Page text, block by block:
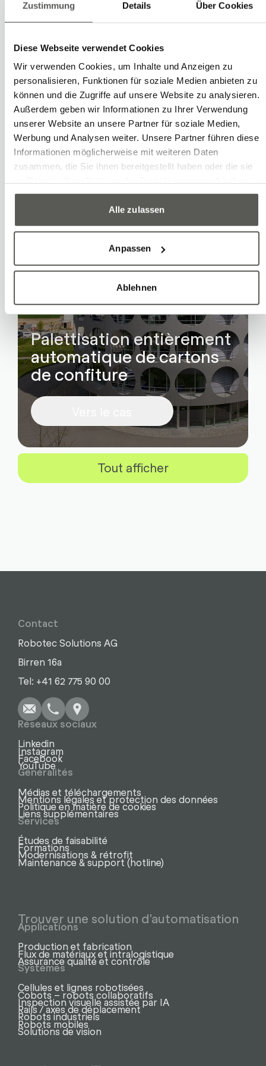
Zustimmung Details Über Cookies
Diese Webseite verwendet Cookies
Wir verwenden Cookies, um Inhalte und Anzeigen zu
personalisieren, Funktionen für soziale Medien anbieten zu
können und die Zugriffe auf unsere Website zu analysieren.
Außerdem geben wir Informationen zu Ihrer Verwendung
unserer Website an unsere Partner für soziale Medien,
Werbung und Analysen weiter. Unsere Partner führen diese
Informationen möglicherweise mit weiteren Daten
zusammen, die Sie ihnen bereitgestellt haben oder die sie
Alle zulassen
Anpassen
Ablehnen
atelier mécanique.
Février 2025
Eine Auswahl an
Arbeiten von Kevin
Palettisation entièrement
automatique de cartons
de confiture
Tout afficher
Contact
Robotec Solutions AG
Birren 16a
Tel: +41 62 775 90 00
Réseaux sociaux
Linkedin
Instagram
Facebook
YouTube
Généralités
Médias et téléchargements
Mentions légales et protection des données
Politique en matière de cookies
Liens supplémentaires
Services
Études de faisabilité
Formations
Modernisations & rétrofit
Maintenance & support (hotline)
Trouver une solution d'automatisation
Applications
Production et fabrication
Flux de matériaux et intralogistique
Assurance qualité et contrôle
Systèmes
Cellules et lignes robotisées
Cobots – robots collaboratifs
Inspection visuelle assistée par IA
Rails / axes de déplacement
Robots industriels
Robots mobiles
Solutions de vision